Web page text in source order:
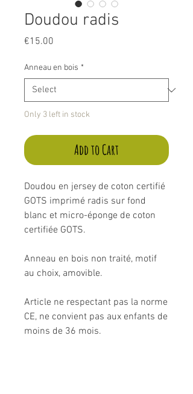
Doudou radis
€15.00
Anneau en bois *
Only 3 left in stock
Add to Cart
Doudou en jersey de coton certifié
GOTS imprimé radis sur fond
blanc et micro-éponge de coton
certifiée GOTS.
Anneau en bois non traité, motif
au choix, amovible.
Article ne respectant pas la norme
CE, ne convient pas aux enfants de
moins de 36 mois.